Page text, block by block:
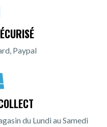
Paypal
du Lundi au Samedi